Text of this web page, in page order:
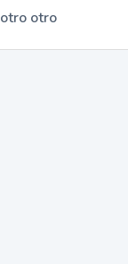
otro otro